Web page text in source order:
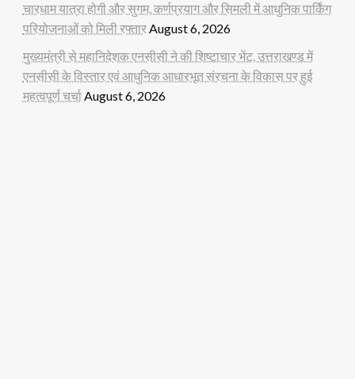
चारधाम यात्रा होगी और सुगम, कर्णप्रयाग और सिमली में आधुनिक पार्किंग
परियोजनाओं को मिली रफ्तारAugust 6, 2026
मुख्यमंत्री से महानिदेशक एनसीसी ने की शिष्टाचार भेंट, उत्तराखण्ड में
एनसीसी के विस्तार एवं आधुनिक आधारभूत संरचना के विकास पर हुई
महत्वपूर्ण चर्चाAugust 6, 2026